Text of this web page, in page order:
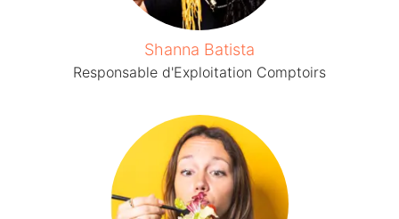
Shanna Batista
Responsable d'Exploitation Comptoirs